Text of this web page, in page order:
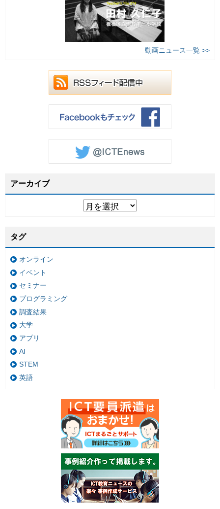
動画ニュース一覧 >>
アーカイブ
タグ
オンライン
イベント
セミナー
プログラミング
調査結果
大学
アプリ
AI
STEM
英語